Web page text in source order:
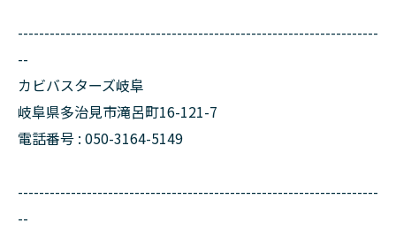
--------------------------------------------------------------------
--
カビバスターズ岐阜
岐阜県多治見市滝呂町16-121-7
電話番号 : 050-3164-5149
--------------------------------------------------------------------
--